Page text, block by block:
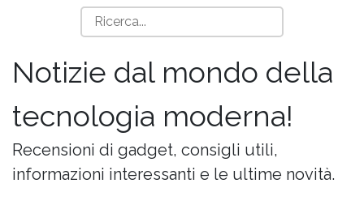
Notizie dal mondo della
tecnologia moderna!
Recensioni di gadget, consigli utili,
informazioni interessanti e le ultime novità.